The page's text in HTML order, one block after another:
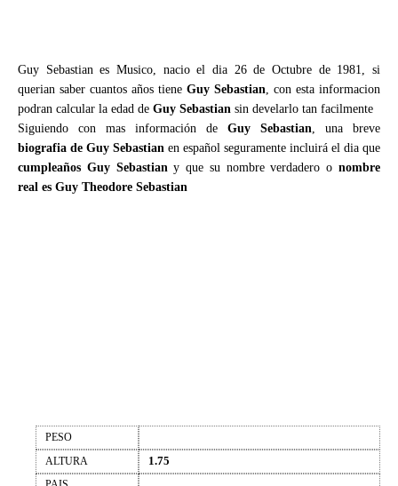
Guy Sebastian es Musico, nacio el dia 26 de Octubre de 1981, si
querian saber cuantos años tiene Guy Sebastian, con esta informacion
podran calcular la edad de Guy Sebastian sin develarlo tan facilmente
Siguiendo con mas información de Guy Sebastian, una breve
biografia de Guy Sebastian en español seguramente incluirá el dia que
cumpleaños Guy Sebastiany que su nombre verdadero onombre
real es Guy Theodore Sebastian
PESO
ALTURA
1.75